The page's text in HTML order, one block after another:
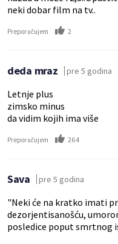
neki dobar film na tv..
Preporučujem 2
deda mraz pre 5 godina
Letnje plus
zimsko minus
da vidim kojih ima više
Preporučujem 264
Sava pre 5 godina
"Neki će na kratko imati
dezorjentisanošću,
posledice poput smrtnog